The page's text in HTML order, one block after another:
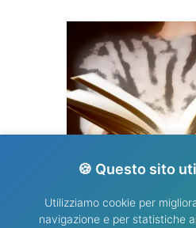
VANGELO
🍪 Questo sito
Utilizziamo cookie per
navigazione e per statistiche